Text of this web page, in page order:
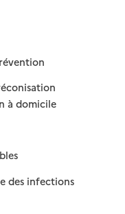
: disponible
: non disponible
à domicile: disponible
: non disponible
disponible
des infections